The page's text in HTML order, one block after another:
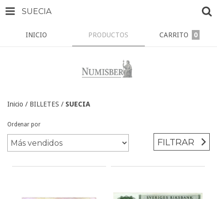
SUECIA
INICIO PRODUCTOS CARRITO 0
Inicio / BILLETES / SUECIA
Ordenar por
FILTRAR